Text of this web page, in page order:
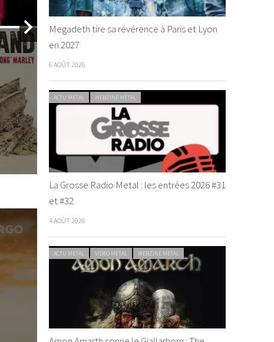
– LoveSick
/ 8 avril 2018
Kabaka Pyramid – Cant
Breathe single
By magmamatte/ 22 juin 2017
Megadeth tire sa révérence à Paris et Lyon
en 2027
6 AOÛT 2026
ACTU METAL WEBZINE METAL
La Grosse Radio Metal : les entrées 2026 #31
et #32
4 AOÛT 2026
ACTU METAL VIDEO METAL WEBZINE METAL